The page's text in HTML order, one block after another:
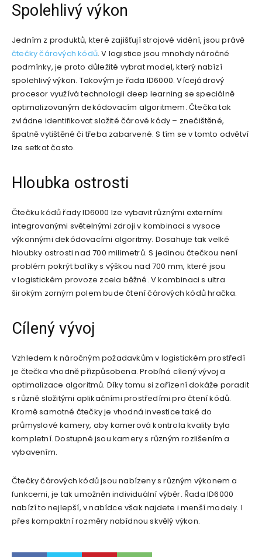
Spolehlivý výkon
Jedním z produktů, které zajišťují strojové vidění, jsou právě
čtečky čárových kódů. V logistice jsou mnohdy náročné
podmínky, je proto důležité vybrat model, který nabízí
spolehlivý výkon. Takovým je řada ID6000. Vícejádrový
procesor využívá technologii deep learning se speciálně
optimalizovaným dekódovacím algoritmem. Čtečka tak
zvládne identifikovat složité čárové kódy – znečištěné,
špatně vytištěné či třeba zabarvené. S tím se v tomto odvětví
lze setkat často.
Hloubka ostrosti
Čtečku kódů řady ID6000 lze vybavit různými externími
integrovanými světelnými zdroji v kombinaci s vysoce
výkonnými dekódovacími algoritmy. Dosahuje tak velké
hloubky ostrosti nad 700 milimetrů. S jedinou čtečkou není
problém pokrýt balíky s výškou nad 700 mm, které jsou
v logistickém provoze zcela běžné. V kombinaci s ultra
širokým zorným polem bude čtení čárových kódů hračka.
Cílený vývoj
Vzhledem k náročným požadavkům v logistickém prostředí
je čtečka vhodně přizpůsobena. Probíhá cílený vývoj a
optimalizace algoritmů. Díky tomu si zařízení dokáže poradit
s různě složitými aplikačními prostředími pro čtení kódů.
Kromě samotné čtečky je vhodná investice také do
průmyslové kamery, aby kamerová kontrola kvality byla
kompletní. Dostupné jsou kamery s různým rozlišením a
vybavením.
Čtečky čárových kódů jsou nabízeny s různým výkonem a
funkcemi, je tak umožněn individuální výběr. Řada ID6000
nabízí to nejlepší, v nabídce však najdete i menší modely. I
přes kompaktní rozměry nabídnou skvělý výkon.